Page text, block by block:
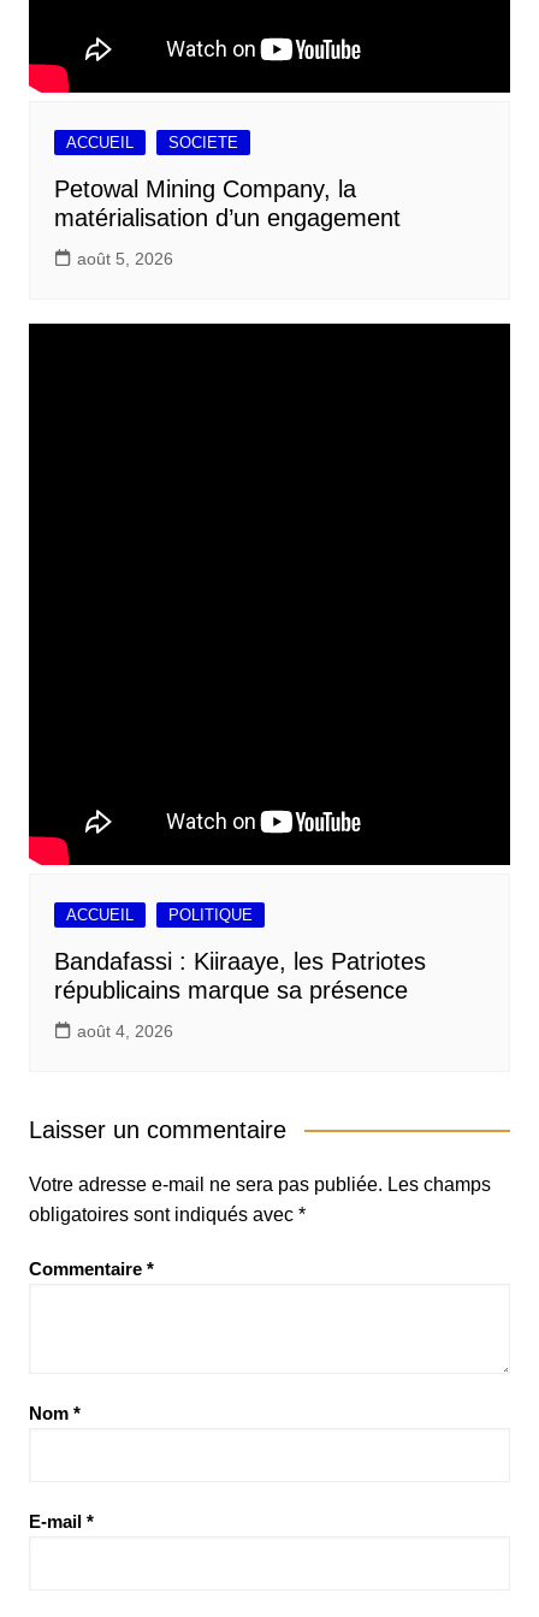
ACCUEIL SOCIETE
Petowal Mining Company, la
matérialisation d’un engagement
août 5, 2026
ACCUEIL POLITIQUE
Bandafassi : Kiiraaye, les Patriotes
républicains marque sa présence
août 4, 2026
Laisser un commentaire
Votre adresse e-mail ne sera pas publiée. Les champs
obligatoires sont indiqués avec *
Commentaire *
Nom *
E-mail *